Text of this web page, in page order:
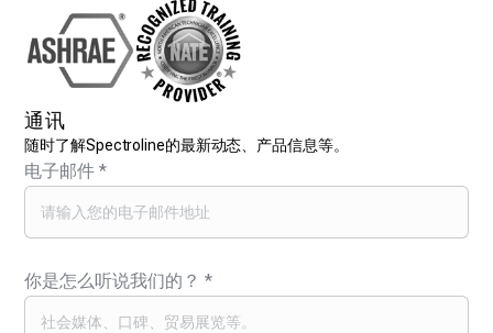
通讯
随时了解Spectroline的最新动态、产品信息等。
电子邮件*
你是怎么听说我们的？*